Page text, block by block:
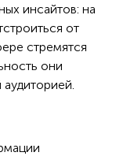
инсайтов: на
от
стремятся
они